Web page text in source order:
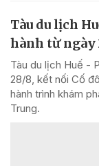
Tàu du lịch
hành từ ngày
Tàu du lịch Huế -
28/8, kết nối Cố
hành trình khám
Trung.